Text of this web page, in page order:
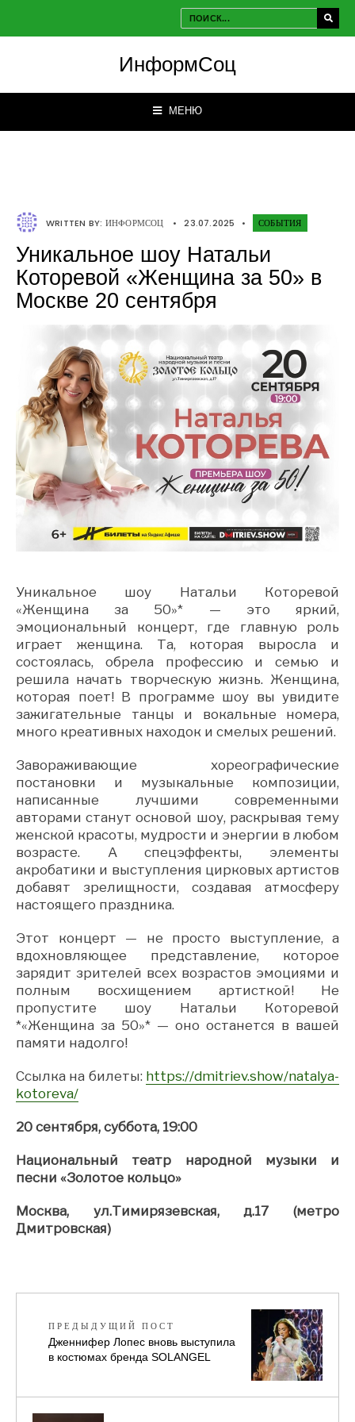
ИнформСоц
МЕНЮ
WRITTEN BY: ИНФОРМСОЦ • 23.07.2025 • СОБЫТИЯ
Уникальное шоу Натальи
Которевой «Женщина за 50» в
Москве 20 сентября
Уникальное шоу Натальи Которевой
«Женщина за 50»* — это яркий,
эмоциональный концерт, где главную роль
играет женщина. Та, которая выросла и
состоялась, обрела профессию и семью и
решила начать творческую жизнь. Женщина,
которая поет! В программе шоу вы увидите
зажигательные танцы и вокальные номера,
много креативных находок и смелых решений.
Завораживающие хореографические
постановки и музыкальные композиции,
написанные лучшими современными
авторами станут основой шоу, раскрывая тему
женской красоты, мудрости и энергии в любом
возрасте. А спецэффекты, элементы
акробатики и выступления цирковых артистов
добавят зрелищности, создавая атмосферу
настоящего праздника.
Этот концерт — не просто выступление, а
вдохновляющее представление, которое
зарядит зрителей всех возрастов эмоциями и
полным восхищением артисткой! Не
пропустите шоу Натальи Которевой
*«Женщина за 50»* — оно останется в вашей
памяти надолго!
Ссылка на билеты: https://dmitriev.show/natalya-
kotoreva/
20 сентября, суббота, 19:00
Национальный театр народной музыки и
песни «Золотое кольцо»
Москва, ул.Тимирязевская, д.17 (метро
Дмитровская)
ПРЕДЫДУЩИЙ ПОСТ
Дженнифер Лопес вновь выступила
в костюмах бренда SOLANGEL